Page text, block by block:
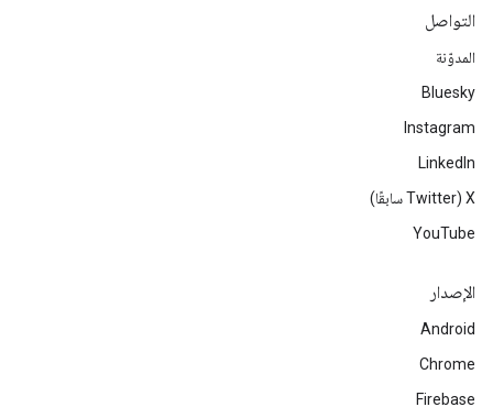
التواصل
المدوّنة
Bluesky
Instagram
LinkedIn
‫X ‏(Twitter سابقًا)
YouTube
الإصدار
Android
Chrome
Firebase